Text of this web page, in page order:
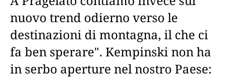
nuovo trend odierno verso le
destinazioni di montagna, il che ci
fa ben sperare". Kempinski non ha
in serbo aperture nel nostro Paese: